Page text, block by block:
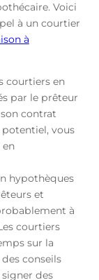
Voici
à un courtier
à
courtiers en
par le prêteur
contrat
potentiel, vous
en
hypothèques
et
à
courtiers
sur la
conseils
des